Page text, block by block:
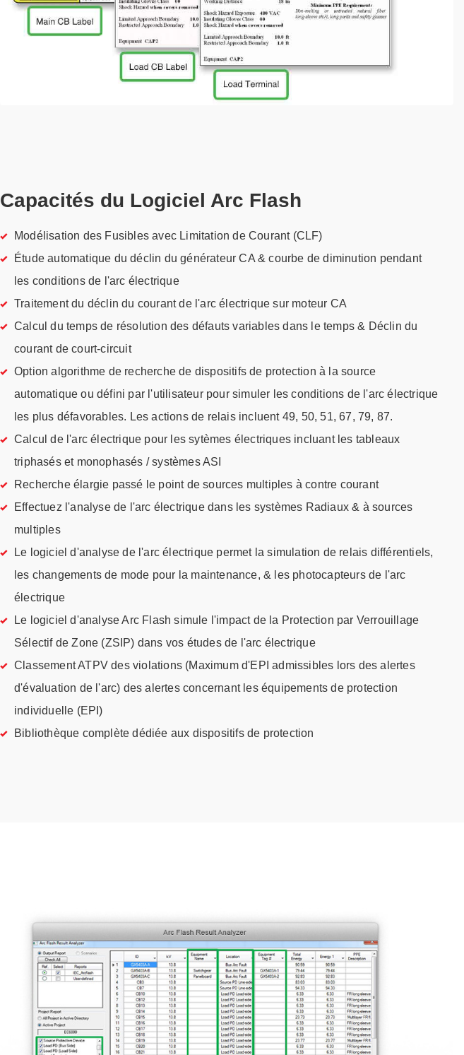
Capacités du Logiciel Arc Flash
Modélisation des Fusibles avec Limitation de Courant (CLF)
Étude automatique du déclin du générateur CA & courbe de diminution pendant
les conditions de l'arc électrique
Traitement du déclin du courant de l'arc électrique sur moteur CA
Calcul du temps de résolution des défauts variables dans le temps & Déclin du
courant de court-circuit
Option algorithme de recherche de dispositifs de protection à la source
automatique ou défini par l'utilisateur pour simuler les conditions de l'arc électrique
les plus défavorables. Les actions de relais incluent 49, 50, 51, 67, 79, 87.
Calcul de l'arc électrique pour les sytèmes électriques incluant les tableaux
triphasés et monophasés / systèmes ASI
Recherche élargie passé le point de sources multiples à contre courant
Effectuez l'analyse de l'arc électrique dans les systèmes Radiaux & à sources
multiples
Le logiciel d'analyse de l'arc électrique permet la simulation de relais différentiels,
les changements de mode pour la maintenance, & les photocapteurs de l'arc
électrique
Le logiciel d'analyse Arc Flash simule l'impact de la Protection par Verrouillage
Sélectif de Zone (ZSIP) dans vos études de l'arc électrique
Classement ATPV des violations (Maximum d'EPI admissibles lors des alertes
d'évaluation de l'arc) des alertes concernant les équipements de protection
individuelle (EPI)
Bibliothèque complète dédiée aux dispositifs de protection